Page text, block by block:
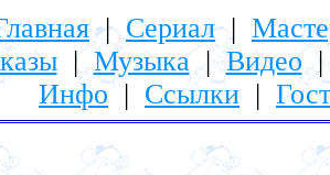
| Сериал|
|Музыка|Видео
Инфо| Ссылки |